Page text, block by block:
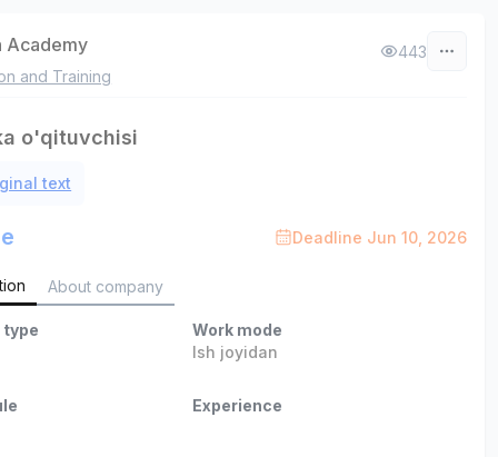
Academy
and Training
443
o'qituvchisi
text
Deadline Jun 10, 2026
About company
type
Work mode
Ish joyidan
Experience